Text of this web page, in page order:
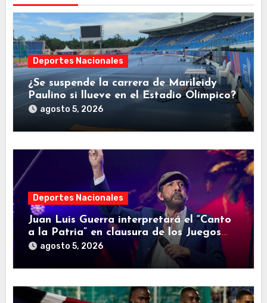
Deportes Nacionales
¿Se suspende la carrera de Marileidy
Paulino si llueve en el Estadio Olímpico?
agosto 5, 2026
Deportes Nacionales
Juan Luis Guerra interpretará el “Canto
a la Patria” en clausura de los Juegos
Centroamericanos y del Caribe
agosto 5, 2026